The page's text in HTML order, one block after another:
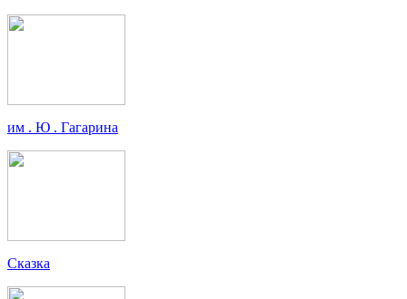
им . Ю . Гагарина
Сказка